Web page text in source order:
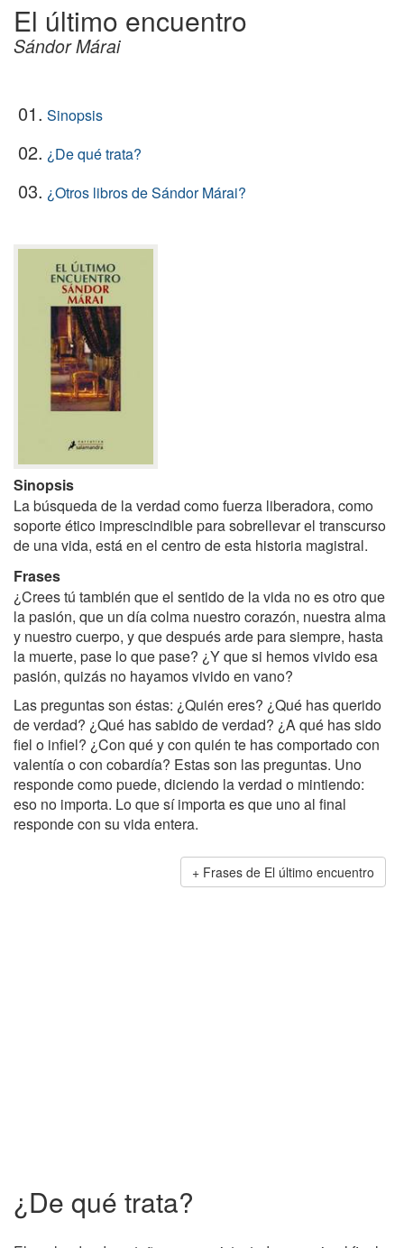
El último encuentro
Sándor Márai
01. Sinopsis
02. ¿De qué trata?
03. ¿Otros libros de Sándor Márai?
Sinopsis
La búsqueda de la verdad como fuerza liberadora, como
soporte ético imprescindible para sobrellevar el transcurso
de una vida, está en el centro de esta historia magistral.
Frases
¿Crees tú también que el sentido de la vida no es otro que
la pasión, que un día colma nuestro corazón, nuestra alma
y nuestro cuerpo, y que después arde para siempre, hasta
la muerte, pase lo que pase? ¿Y que si hemos vivido esa
pasión, quizás no hayamos vivido en vano?
Las preguntas son éstas: ¿Quién eres? ¿Qué has querido
de verdad? ¿Qué has sabido de verdad? ¿A qué has sido
fiel o infiel? ¿Con qué y con quién te has comportado con
valentía o con cobardía? Estas son las preguntas. Uno
responde como puede, diciendo la verdad o mintiendo:
eso no importa. Lo que sí importa es que uno al final
responde con su vida entera.
Frases de El último encuentro
¿De qué trata?